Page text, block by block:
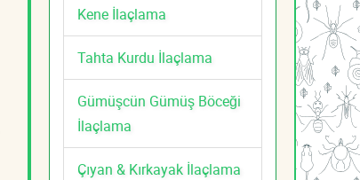
Kene İlaçlama
Tahta Kurdu İlaçlama
Gümüşcün Gümüş Böceği
İlaçlama
Çıyan & Kırkayak İlaçlama